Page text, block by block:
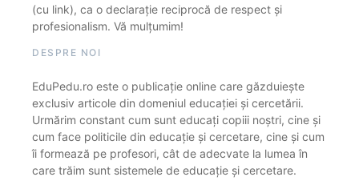
(cu link), ca o declarație reciprocă de respect și
profesionalism. Vă mulțumim!
DESPRE NOI
EduPedu.ro este o publicație online care găzduiește
exclusiv articole din domeniul educației și cercetării.
Urmărim constant cum sunt educați copiii noștri, cine și
cum face politicile din educație și cercetare, cine și cum
îi formează pe profesori, cât de adecvate la lumea în
care trăim sunt sistemele de educație și cercetare.